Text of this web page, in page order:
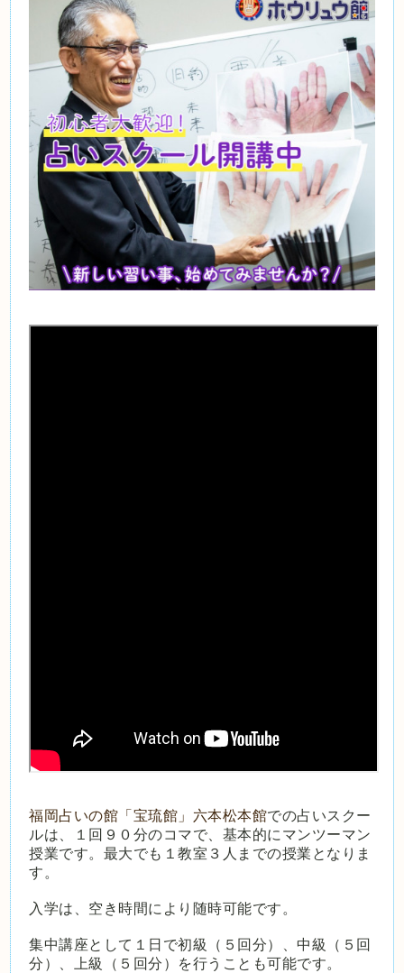
福岡占いの館「宝琉館」六本松本館での占いスクー
ルは、１回９０分のコマで、基本的にマンツーマン
授業です。最大でも１教室３人までの授業となりま
す。
入学は、空き時間により随時可能です。
集中講座として１日で初級（５回分）、中級（５回
分）、上級（５回分）を行うことも可能です。